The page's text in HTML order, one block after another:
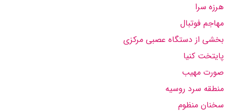
هرزه سرا
مهاجم فوتبال
بخشی از دستگاه عصبی مركزی
پایتخت كنیا
صورت مهیب
منطقه سرد روسیه
سخنان منظوم